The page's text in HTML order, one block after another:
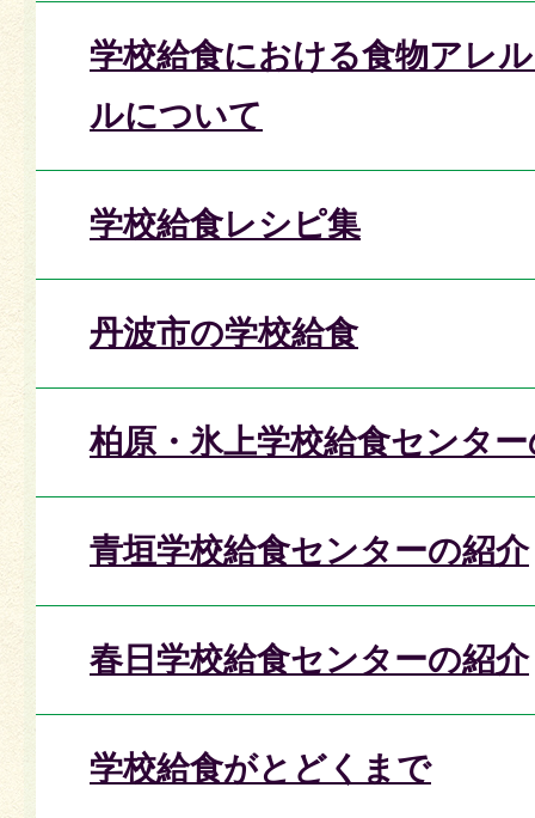
学校給食における食物アレ
ルについて
学校給食レシピ集
丹波市の学校給食
柏原・氷上学校給食センタ
青垣学校給食センターの紹介
春日学校給食センターの紹介
学校給食がとどくまで